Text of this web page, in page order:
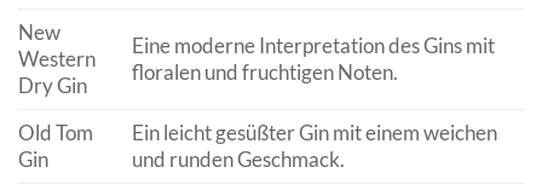
New
Western
Dry Gin
Eine moderne Interpretation des Gins mit
floralen und fruchtigen Noten.
Old Tom
Gin
Ein leicht gesüßter Gin mit einem weichen
und runden Geschmack.